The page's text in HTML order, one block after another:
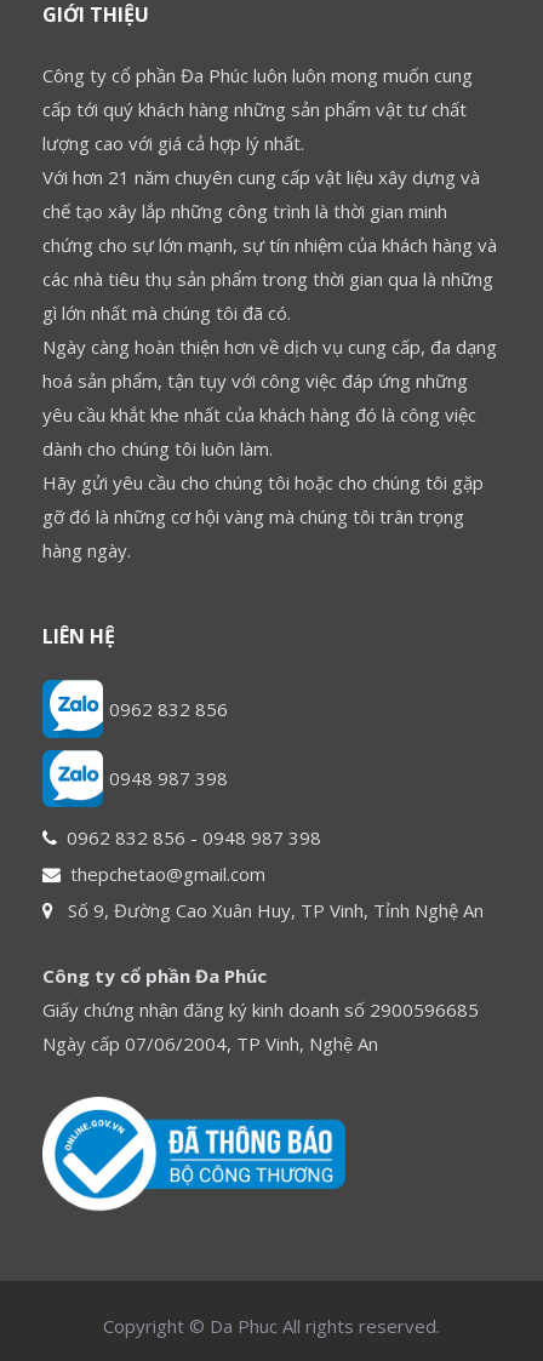
GIỚI THIỆU
Công ty cổ phần Đa Phúc luôn luôn mong muốn cung
cấp tới quý khách hàng những sản phẩm vật tư chất
lượng cao với giá cả hợp lý nhất.
Với hơn 21 năm chuyên cung cấp vật liệu xây dựng và
chế tạo xây lắp những công trình là thời gian minh
chứng cho sự lớn mạnh, sự tín nhiệm của khách hàng và
các nhà tiêu thụ sản phẩm trong thời gian qua là những
gì lớn nhất mà chúng tôi đã có.
Ngày càng hoàn thiện hơn về dịch vụ cung cấp, đa dạng
hoá sản phẩm, tận tụy với công việc đáp ứng những
yêu cầu khắt khe nhất của khách hàng đó là công việc
dành cho chúng tôi luôn làm.
Hãy gửi yêu cầu cho chúng tôi hoặc cho chúng tôi gặp
gỡ đó là những cơ hội vàng mà chúng tôi trân trọng
hàng ngày.
LIÊN HỆ
0962 832 856
0948 987 398
0962 832 856 - 0948 987 398
thepchetao@gmail.com
Số 9, Đường Cao Xuân Huy, TP Vinh, Tỉnh Nghệ An
Công ty cổ phần Đa Phúc
Giấy chứng nhận đăng ký kinh doanh số 2900596685
Ngày cấp 07/06/2004, TP Vinh, Nghệ An
Copyright © Da Phuc All rights reserved.